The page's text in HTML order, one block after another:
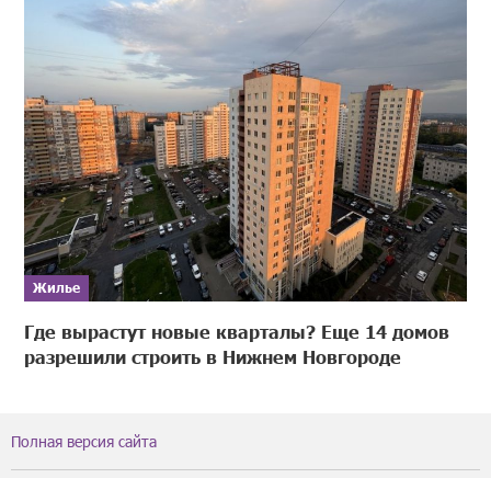
Жилье
Где вырастут новые кварталы? Еще 14 домов
разрешили строить в Нижнем Новгороде
Полная версия сайта